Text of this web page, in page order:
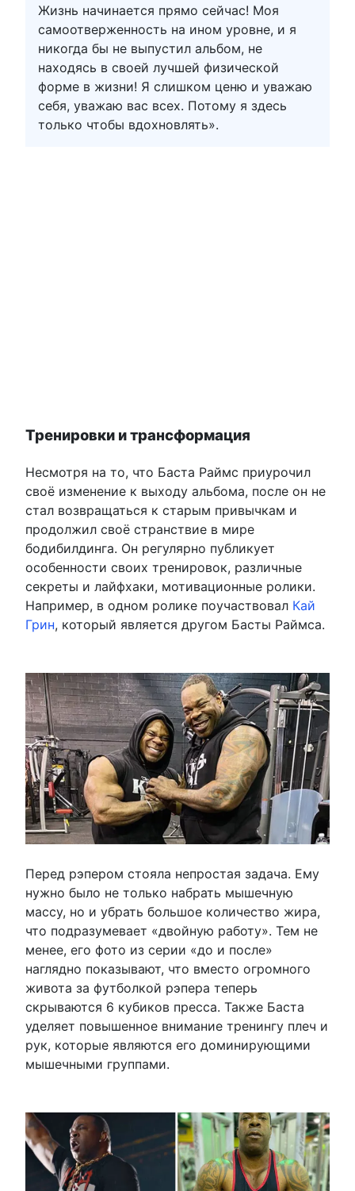
Жизнь начинается прямо сейчас! Моя
самоотверженность на ином уровне, и я
никогда бы не выпустил альбом, не
находясь в своей лучшей физической
форме в жизни! Я слишком ценю и уважаю
себя, уважаю вас всех. Потому я здесь
только чтобы вдохновлять».
Тренировки и трансформация
Несмотря на то, что Баста Раймс приурочил
своё изменение к выходу альбома, после он не
стал возвращаться к старым привычкам и
продолжил своё странствие в мире
бодибилдинга. Он регулярно публикует
особенности своих тренировок, различные
секреты и лайфхаки, мотивационные ролики.
Например, в одном ролике поучаствовал Кай
Грин, который является другом Басты Раймса.
Перед рэпером стояла непростая задача. Ему
нужно было не только набрать мышечную
массу, но и убрать большое количество жира,
что подразумевает «двойную работу». Тем не
менее, его фото из серии «до и после»
наглядно показывают, что вместо огромного
живота за футболкой рэпера теперь
скрываются 6 кубиков пресса. Также Баста
уделяет повышенное внимание тренингу плеч и
рук, которые являются его доминирующими
мышечными группами.